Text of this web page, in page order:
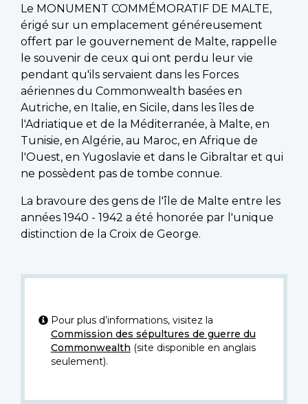
Le MONUMENT COMMÉMORATIF DE MALTE,
érigé sur un emplacement généreusement
offert par le gouvernement de Malte, rappelle
le souvenir de ceux qui ont perdu leur vie
pendant qu'ils servaient dans les Forces
aériennes du Commonwealth basées en
Autriche, en Italie, en Sicile, dans les îles de
l'Adriatique et de la Méditerranée, à Malte, en
Tunisie, en Algérie, au Maroc, en Afrique de
l'Ouest, en Yugoslavie et dans le Gibraltar et qui
ne possèdent pas de tombe connue.
La bravoure des gens de l'île de Malte entre les
années 1940 - 1942 a été honorée par l'unique
distinction de la Croix de George.
Pour plus d’informations, visitez la
Commission des sépultures de guerre du
Commonwealth (site disponible en anglais
seulement).